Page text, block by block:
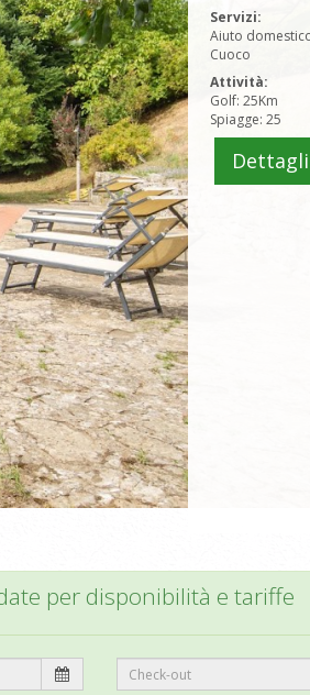
Servizi:
Aiuto
Cuoco
Attività:
Golf: 25Km
Spiagge: 25
per disponibilità e tariffe